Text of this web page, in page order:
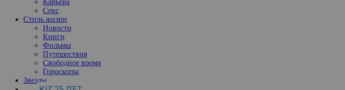
Карьера
Секс
Стиль жизни
Новости
Книги
Фильмы
Путешествия
Свободное время
Гороскопы
Звезды